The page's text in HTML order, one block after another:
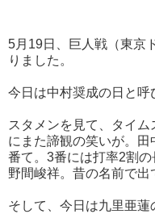
5月19日、巨人戦（東京
りました。
今日は中村奨成の日と呼
スタメンを見て、タイ
にまた諦観の笑いが。
番て。3番には打率2割
野間峻祥。昔の名前で出
そして、今日は九里亜